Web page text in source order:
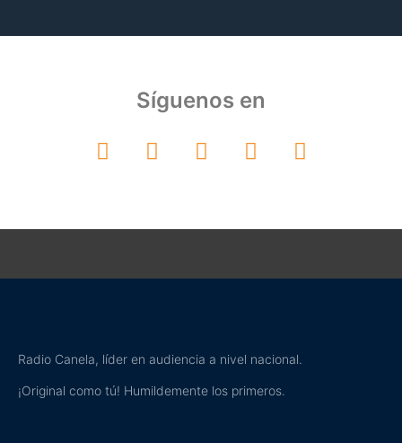
Síguenos en
Radio Canela, líder en audiencia a nivel nacional.
¡Original como tú! Humildemente los primeros.